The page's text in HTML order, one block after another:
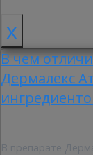
x
В чем
Дермалекс
В препарате